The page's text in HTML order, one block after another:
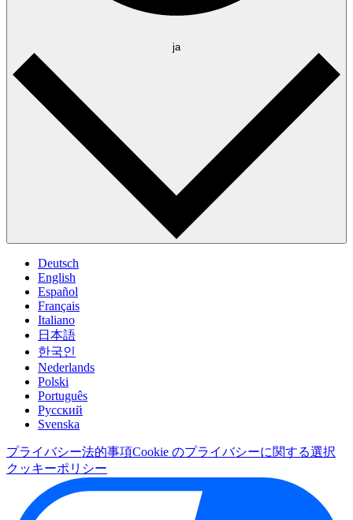
ja
Deutsch
English
Español
Français
Italiano
日本語
한국인
Nederlands
Polski
Português
Pусский
Svenska
プライバシー法的事項Cookie のプライバシーに関する選択
クッキーポリシー